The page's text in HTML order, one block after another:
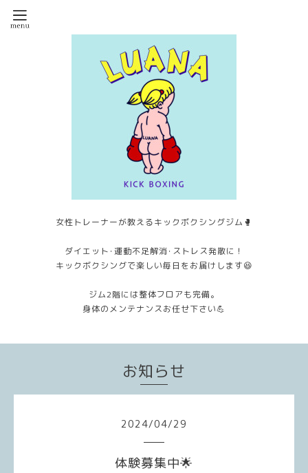
女性トレーナーが教えるキックボクシングジム🥊
ダイエット･運動不足解消･ストレス発散に！
キックボクシングで楽しい毎日をお届けします😆
ジム2階には整体フロアも完備。
身体のメンテナンスお任せ下さい💪
お知らせ
2024/04/29
体験募集中🌟